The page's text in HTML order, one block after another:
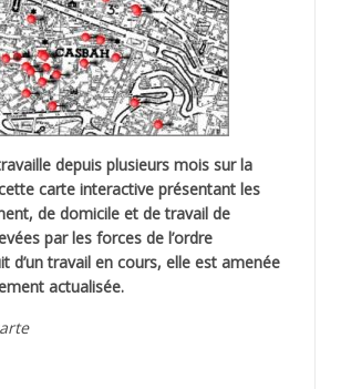
depuis plusieurs mois sur la
carte interactive présentant les
de domicile et de travail de
par les forces de l’ordre
d’un travail en cours, elle est amenée
actualisée.